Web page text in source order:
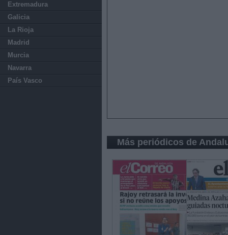
Extremadura
Galicia
La Rioja
Madrid
Murcia
Navarra
País Vasco
Más periódicos de